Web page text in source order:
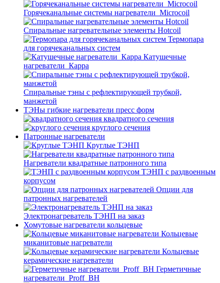
Горячеканальные системы нагреватели_Microcoil
Спиральные нагревательные элементы Hotcoil
Термопара
для горячеканальных систем
Катушечные
нагреватели_Карра
Спиральные тэны с рефлектирующей трубкой,
манжетой
ТЭНы гибкие нагреватели пресс форм
квадратного сечения
круглого сечения
Патронные нагреватели
Круглые ТЭНП
Нагреватели квадратные патронного типа
ТЭНП с раздвоенным
корпусом
Опции для
патронных нагревателей
Электронагреватель ТЭНП на заказ
Хомутовые нагреватели кольцевые
Кольцевые
миканитовые нагреватели
Кольцевые
керамические нагреватели
Герметичные
нагреватели_Proff_BH